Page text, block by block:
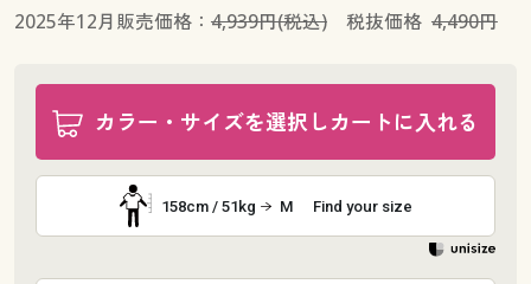
2025年12月販売価格： 4,939円(税込)税抜価格 4,490円
カラー・サイズを選択しカートに入れる
158cm / 51kg M Find your size